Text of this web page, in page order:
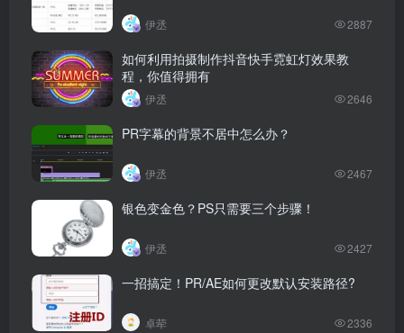
伊丞 2887
如何利用拍摄制作抖音快手霓虹灯效果教
程，你值得拥有
伊丞 2646
PR字幕的背景不居中怎么办？
伊丞 2467
银色变金色？PS只需要三个步骤！
伊丞 2427
一招搞定！PR/AE如何更改默认安装路径?
卓荦 2336